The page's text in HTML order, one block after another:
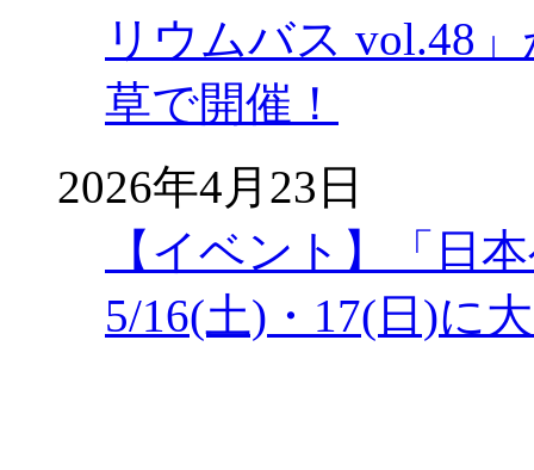
リウムバス vol.48
草で開催！
2026年4月23日
【イベント】「日
5/16(土)・17(日)に